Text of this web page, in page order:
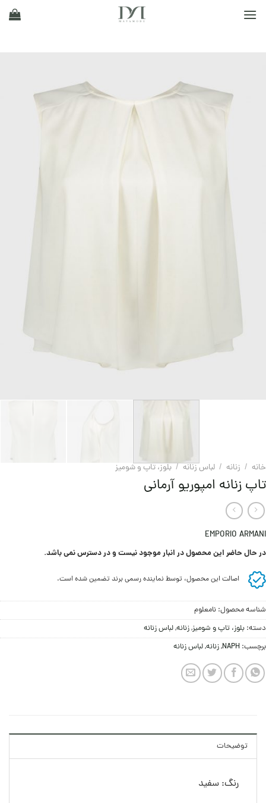
خانه / زنانه / لباس زنانه / بلوز، تاپ و شومیز
تاپ زنانه امپوریو آرمانی
EMPORIO ARMANI
در حال حاضر این محصول در انبار موجود نیست و در دسترس نمی باشد.
اصالت این محصول، توسط نماینده رسمی برند تضمین شده است.
شناسه محصول: نامعلوم
دسته: بلوز، تاپ و شومیز,زنانه,لباس زنانه
برچسب: NAPH
,زنانه,لباس زنانه
توضیحات
رنگ: سفید